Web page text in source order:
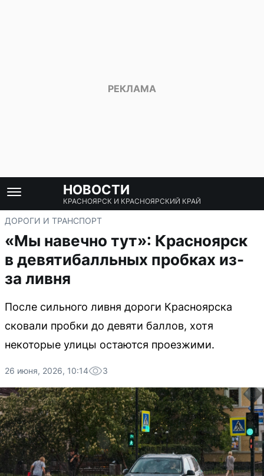
НОВОСТИ
КРАСНОЯРСК И КРАСНОЯРСКИЙ КРАЙ
ДОРОГИ И ТРАНСПОРТ
«Мы навечно тут»: Красноярск
в девятибалльных пробках из-
за ливня
После сильного ливня дороги Красноярска
сковали пробки до девяти баллов, хотя
некоторые улицы остаются проезжими.
26 июня, 2026, 10:14 3